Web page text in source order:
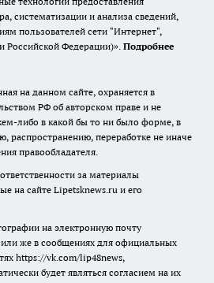
систематизации и анализа сведений,
пользователей сети "Интернет",
Российской Федерации)». Подробнее
на данном сайте, охраняется в
РФ об авторском праве и не
либо в какой бы то ни было форме, в
распространению, переработке не иначе
правообладателя.
за материалы
на сайте Lipetsknews.ru и его
на электронную почту
же в сообщениях для официальных
https://vk.com/lip48news,
будет являться согласием на их